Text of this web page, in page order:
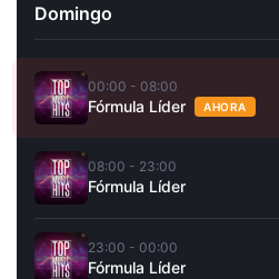
Domingo
00:00 - 08:00
Fórmula Líder AHORA
08:00 - 23:00
Fórmula Líder
23:00 - 00:00
Fórmula Líder